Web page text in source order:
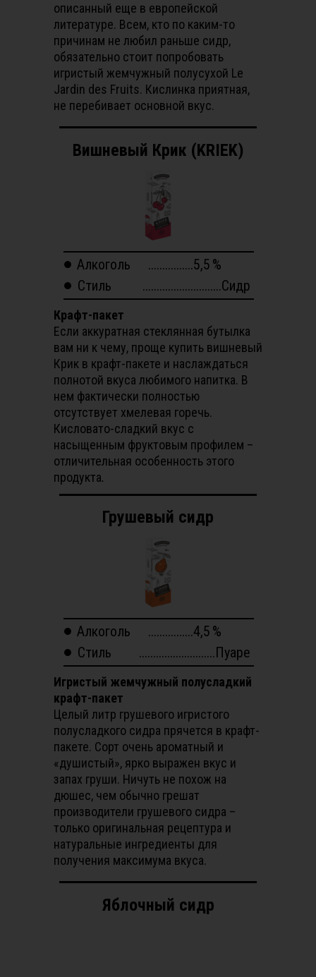
описанный еще в европейской
литературе. Всем, кто по каким-то
причинам не любил раньше сидр,
обязательно стоит попробовать
игристый жемчужный полусухой Le
Jardin des Fruits. Кислинка приятная,
не перебивает основной вкус.
Стиль ............................Сидр
Вишневый Крик (KRIEK)
Алкоголь
Крафт-пакет
Если аккуратная стеклянная бутылка
вам ни к чему, проще купить вишневый
Крик в крафт-пакете и наслаждаться
полнотой вкуса любимого напитка. В
нем фактически полностью
отсутствует хмелевая горечь.
Кисловато-сладкий вкус с
насыщенным фруктовым профилем –
отличительная особенность этого
продукта.
%
................5,5
Стиль ...........................Пуаре
Грушевый сидр
Алкоголь
Игристый жемчужный полусладкий
крафт-пакет
Целый литр грушевого игристого
полусладкого сидра прячется в крафт-
пакете. Сорт очень ароматный и
«душистый», ярко выражен вкус и
запах груши. Ничуть не похож на
дюшес, чем обычно грешат
производители грушевого сидра –
только оригинальная рецептура и
натуральные ингредиенты для
получения максимума вкуса.
%
................4,5
Яблочный сидр